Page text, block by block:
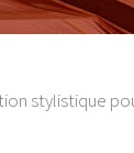
stylistique